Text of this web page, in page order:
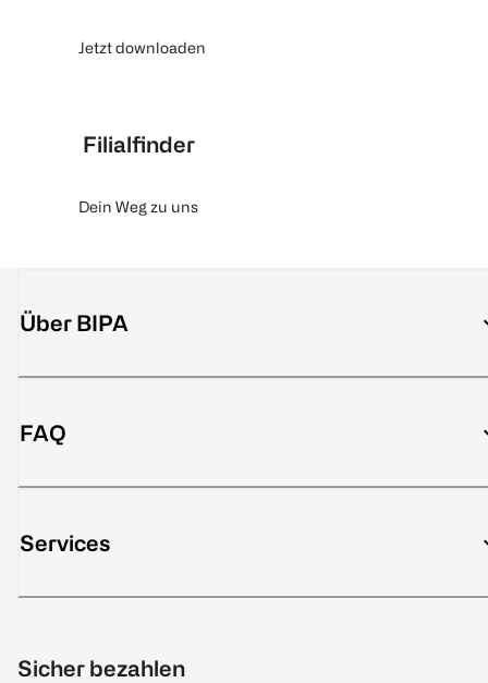
Jetzt downloaden
Filialfinder
Dein Weg zu uns
Über BIPA
FAQ
Services
Sicher bezahlen